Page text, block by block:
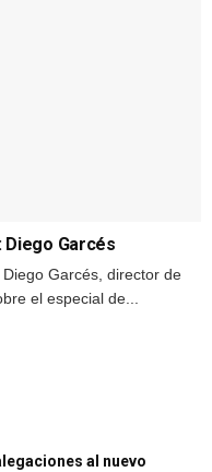
Diego Garcés
Garcés, director de
el especial de...
al nuevo